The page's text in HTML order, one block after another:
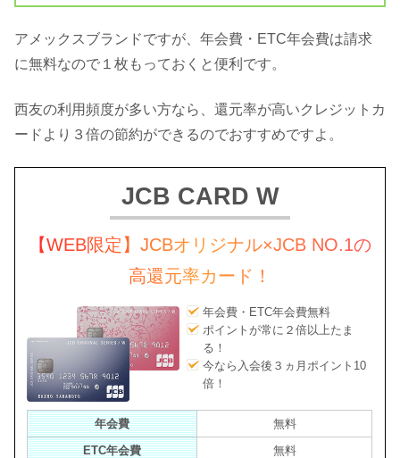
アメックスブランドですが、年会費・ETC年会費は請求
に無料なので１枚もっておくと便利です。
西友の利用頻度が多い方なら、還元率が高いクレジットカ
ードより３倍の節約ができるのでおすすめですよ。
JCB CARD W
【WEB限定】JCBオリジナル×JCB NO.1の
高還元率カード！
年会費・ETC年会費無料
ポイントが常に２倍以上たま
る！
今なら入会後３ヵ月ポイント10
倍！
年会費
無料
ETC年会費
無料